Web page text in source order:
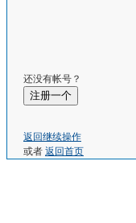
还没有帐号？
注册一个
返回继续操作
或者 返回首页